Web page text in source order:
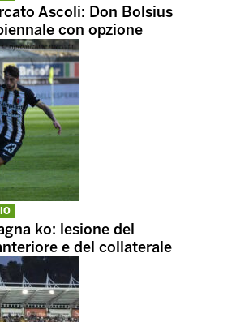
Ascoli: Don Bolsius
con opzione
ko: lesione del
e del collaterale